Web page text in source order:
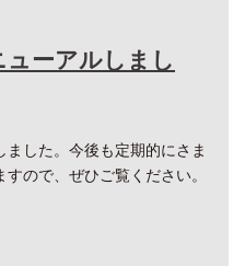
ーアルしまし
した。今後も定期的にさま
ので、ぜひご覧ください。